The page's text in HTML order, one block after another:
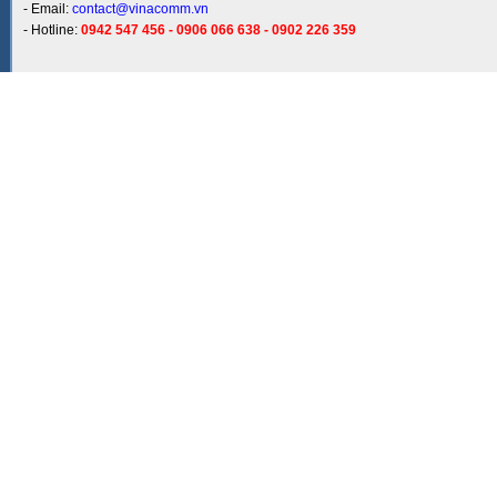
- Email: contact@vinacomm.vn
- Hotline: 0942 547 456 - 0906 066 638 - 0902 226 359